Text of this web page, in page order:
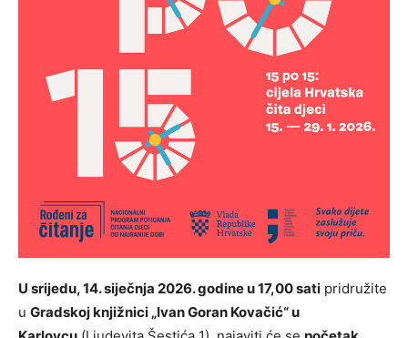
U srijedu, 14. siječnja 2026. godine u 17,00 sati pridružite
u Gradskoj knjižnici „Ivan Goran Kovačić“ u